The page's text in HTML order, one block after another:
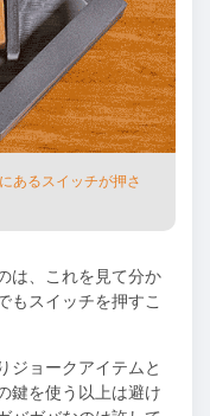
あるスイッチが押さ
は、これを⾒て分か
もスイッチを押すこ
ジョークアイテムと
鍵を使う以上は避け